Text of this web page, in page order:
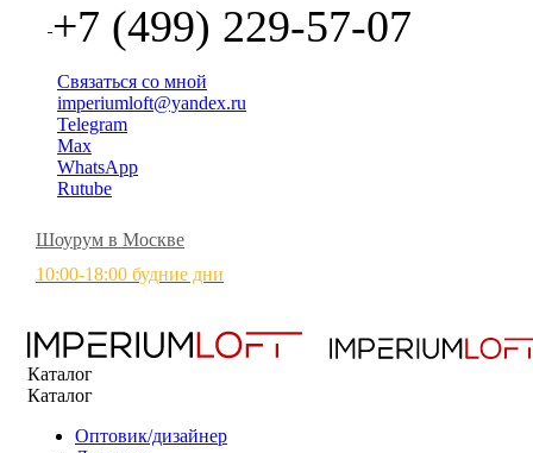
+7 (499) 229-57-07
Связаться со мной
imperiumloft@yandex.ru
Telegram
Max
WhatsApp
Rutube
Шоурум в Москве
10:00-18:00 будние дни
Каталог
Каталог
Оптовик/дизайнер